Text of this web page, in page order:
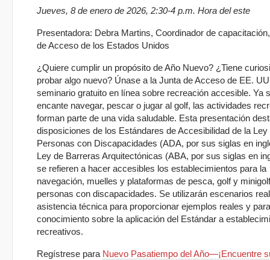
Jueves, 8 de enero de 2026, 2:30-4 p.m. Hora del este
Presentadora: Debra Martins, Coordinador de
de Acceso de los Estados Unidos
¿Quiere cumplir un propósito de Año Nuevo? ¿Tiene
probar algo nuevo? Únase a la Junta de Acceso de EE.
seminario gratuito en línea sobre recreación accesible. Ya
encante navegar, pescar o jugar al golf, las actividades
forman parte de una vida saludable. Esta presentación
disposiciones de los Estándares de Accesibilidad de la Ley
Personas con Discapacidades (ADA, por sus siglas en
Ley de Barreras Arquitectónicas (ABA, por sus siglas en
se refieren a hacer accesibles los establecimientos para la
navegación, muelles y plataformas de pesca, golf y
personas con discapacidades. Se utilizarán escenarios
asistencia técnica para proporcionar ejemplos reales y
conocimiento sobre la aplicación del Estándar a
recreativos.
Regístrese para Nuevo Pasatiempo del Año—¡Encuentre